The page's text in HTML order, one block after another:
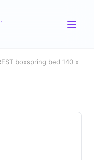
boxspring bed 140 x